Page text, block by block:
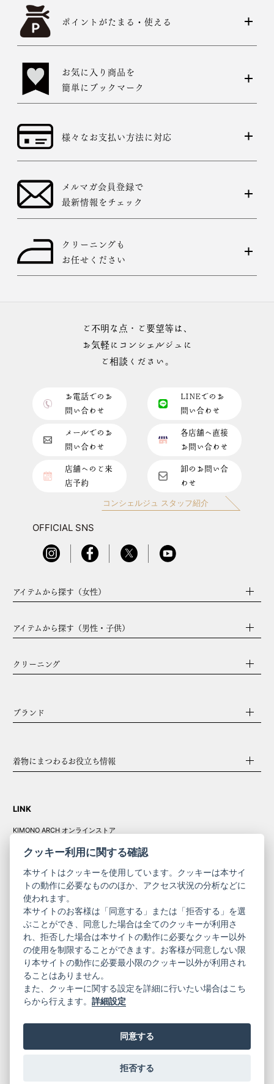
ポイントがたまる・使える
お気に入り商品を
簡単にブックマーク
様々なお支払い方法に対応
メルマガ会員登録で
最新情報をチェック
クリーニングも
お任せください
ご不明な点・ご要望等は、
お気軽にコンシェルジュに
ご相談ください。
お電話でのお
問い合わせ
LINEでのお
問い合わせ
メールでのお
問い合わせ
各店舗へ直接
お問い合わせ
店舗へのご来
店予約
卸のお問い合
わせ
コンシェルジュ スタッフ紹介
OFFICIAL SNS
アイテムから探す（女性）
アイテムから探す（男性・子供）
クリーニング
ブランド
着物にまつわるお役立ち情報
LINK
KIMONO ARCH オンラインストア
コーポレート
サイト
きものやまと振
袖
サイト
ニュースレター
ご利用案内
お問い合わせ
プライバシーポリシー
特定商取引法に基づく表記
ご利用規約
© 2019 YAMATO CO, LTD.
クッキー利用に関する確認
本サイトはクッキーを使用しています。クッキーは本サイ
トの動作に必要なもののほか、アクセス状況の分析などに
使われます。
本サイトのお客様は「同意する」または「拒否する」を選
ぶことができ、同意した場合は全てのクッキーが利用さ
れ、拒否した場合は本サイトの動作に必要なクッキー以外
の使用を制限することができます。お客様が同意しない限
り本サイトの動作に必要最小限のクッキー以外が利用され
ることはありません。
また、クッキーに関する設定を詳細に行いたい場合はこち
らから行えます。詳細設定
同意する
拒否する